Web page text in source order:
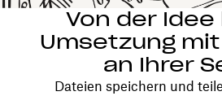
Von der Idee
Umsetzung
an Ihrer
Dateien speichern und